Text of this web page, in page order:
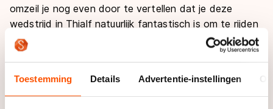
Toestemming Details Advertentie-instellingen
omzeil je nog even door te vertellen dat je deze
wedstrijd in Thialf natuurlijk fantastisch is om te rijden
en ja, dat je natuurlijk ook liever wat harder had
gereden. En dat je…
De reporter houdt vol en probeert voorzichtig te
vragen wat nu de volgende stap is. En dan merk je dat